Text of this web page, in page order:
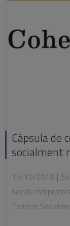
Càpsula de
socialment
15/10/2018 |
social,
Territori